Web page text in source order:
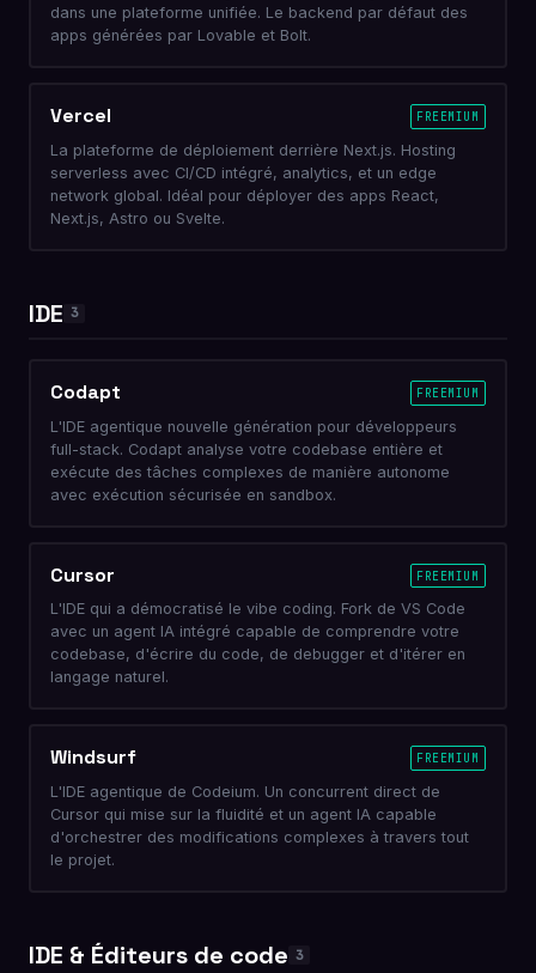
dans une plateforme unifiée. Le backend par défaut des
apps générées par Lovable et Bolt.
Vercel FREEMIUM
La plateforme de déploiement derrière Next.js. Hosting
serverless avec CI/CD intégré, analytics, et un edge
network global. Idéal pour déployer des apps React,
Next.js, Astro ou Svelte.
IDE 3
Codapt FREEMIUM
L'IDE agentique nouvelle génération pour développeurs
full-stack. Codapt analyse votre codebase entière et
exécute des tâches complexes de manière autonome
avec exécution sécurisée en sandbox.
Cursor FREEMIUM
L'IDE qui a démocratisé le vibe coding. Fork de VS Code
avec un agent IA intégré capable de comprendre votre
codebase, d'écrire du code, de debugger et d'itérer en
langage naturel.
Windsurf FREEMIUM
L'IDE agentique de Codeium. Un concurrent direct de
Cursor qui mise sur la fluidité et un agent IA capable
d'orchestrer des modifications complexes à travers tout
le projet.
IDE & Éditeurs de code 3